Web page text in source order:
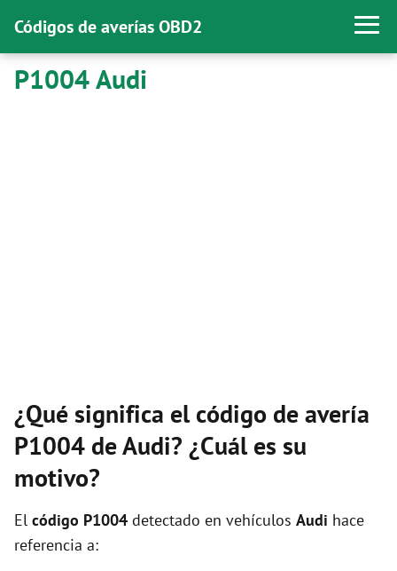
Códigos de averías OBD2
P1004 Audi
¿Qué significa el código de avería
P1004 de Audi? ¿Cuál es su
motivo?
El código P1004 detectado en vehículos Audi hace
referencia a: